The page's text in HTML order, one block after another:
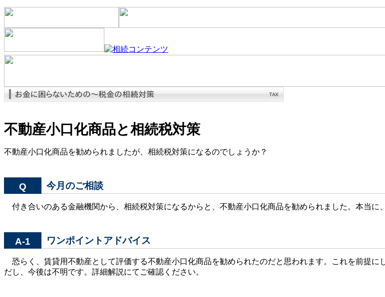
不動産小口化商品と相続税対策
不動産小口化商品を勧められましたが、相続税対策になるのでしょうか？
Q 今月のご相談
付き合いのある金融機関から、相続税対策になるからと、不動産小口化商品を勧められました。本当に
A-1 ワンポイントアドバイス
恐らく、賃貸用不動産として評価する不動産小口化商品を勧められたのだと思われます。これを前提
だし、今後は不明です。詳細解説にてご確認ください。